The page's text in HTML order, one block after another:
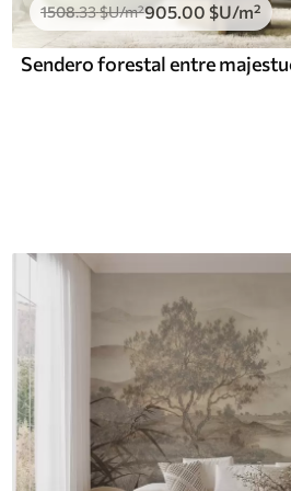
1508.33$U/m²905.00 $U/m²